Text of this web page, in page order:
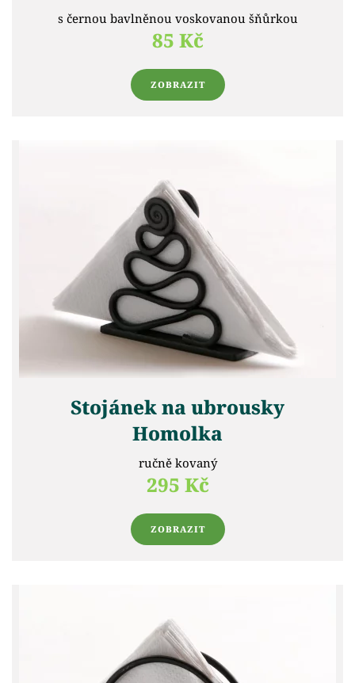
s černou bavlněnou voskovanou šňůrkou
85 Kč
ZOBRAZIT
Stojánek na ubrousky
Homolka
ručně kovaný
295 Kč
ZOBRAZIT